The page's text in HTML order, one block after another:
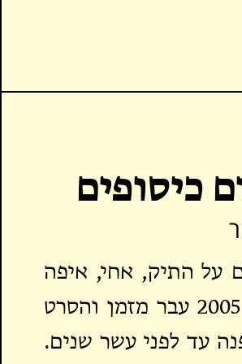
כיסופים
על התיק, אחי, איפה
אתה חי. 2005 עבר מזמן והסרט
עד לפני עשר שנים.